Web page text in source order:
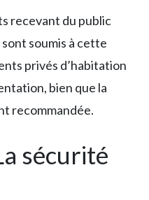
recevant du public
soumis à cette
privés d’habitation
bien que la
recommandée.
sécurité